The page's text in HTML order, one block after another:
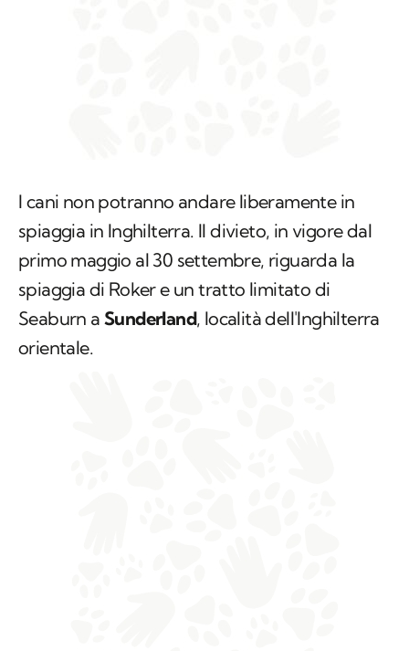
I cani non potranno andare liberamente in
spiaggia in Inghilterra. Il divieto, in vigore dal
primo maggio al 30 settembre, riguarda la
spiaggia di Roker e un tratto limitato di
Seaburn aSunderland, località dell'Inghilterra
orientale.